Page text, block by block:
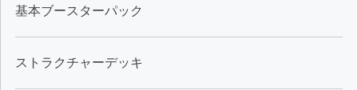
基本ブースターパック
ストラクチャーデッキ